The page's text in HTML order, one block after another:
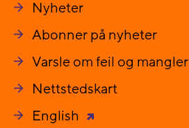
Nyheter
Abonner på nyheter
Varsle om feil og mangler
Nettstedskart
English